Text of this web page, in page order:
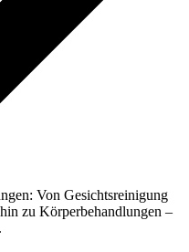
Von Gesichtsreinigung
zu Körperbehandlungen –